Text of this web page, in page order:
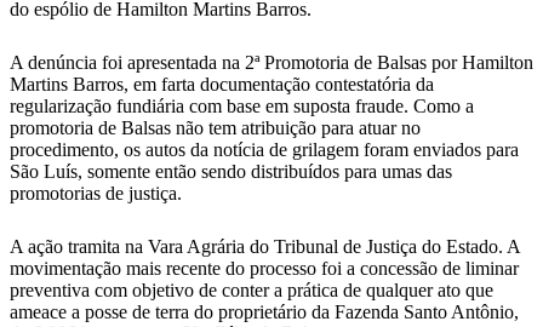
do espólio de Hamilton Martins Barros.
A denúncia foi apresentada na 2ª Promotoria de Balsas por Hamilton
Martins Barros, em farta documentação contestatória da
regularização fundiária com base em suposta fraude. Como a
promotoria de Balsas não tem atribuição para atuar no
procedimento, os autos da notícia de grilagem foram enviados para
São Luís, somente então sendo distribuídos para umas das
promotorias de justiça.
A ação tramita na Vara Agrária do Tribunal de Justiça do Estado. A
movimentação mais recente do processo foi a concessão de liminar
preventiva com objetivo de conter a prática de qualquer ato que
ameace a posse de terra do proprietário da Fazenda Santo Antônio,